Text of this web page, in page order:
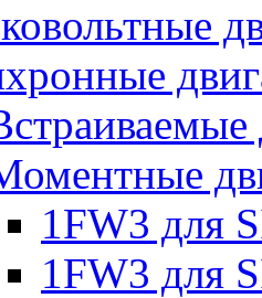
1FW3 для
1FW3 для